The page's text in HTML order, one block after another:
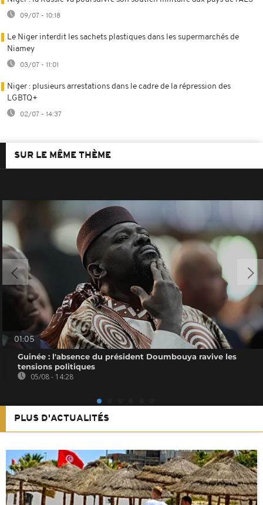
09/07 - 10:18
Le Niger interdit les sachets plastiques dans les supermarchés de
Niamey
03/07 - 11:01
Niger : plusieurs arrestations dans le cadre de la répression des
LGBTQ+
02/07 - 14:37
SUR LE MÊME THÈME
01:05
Guinée : l'absence du président Doumbouya ravive les
tensions politiques
05/08 - 14:28
PLUS D'ACTUALITÉS